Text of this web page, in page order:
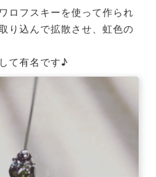
ロフスキーを使って作られ
り込んで拡散させ、虹色の
て有名です♪